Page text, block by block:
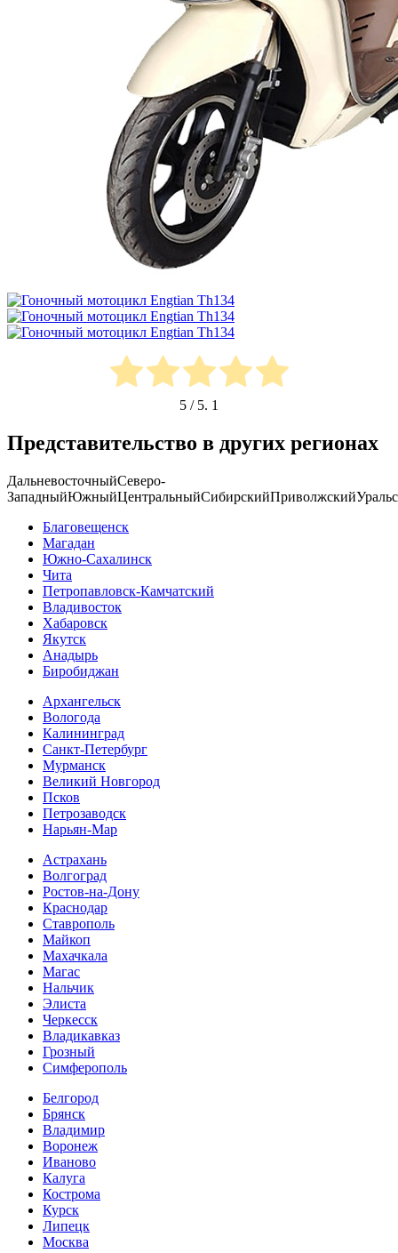
5 / 5. 1
Представительство в других регионах
ДальневосточныйСеверо-
ЗападныйЮжныйЦентральныйСибирскийПриволжский
Благовещенск
Магадан
Южно-Сахалинск
Чита
Петропавловск-Камчатский
Владивосток
Хабаровск
Якутск
Анадырь
Биробиджан
Архангельск
Вологода
Калининград
Санкт-Петербург
Мурманск
Великий Новгород
Псков
Петрозаводск
Нарьян-Мар
Астрахань
Волгоград
Ростов-на-Дону
Краснодар
Ставрополь
Майкоп
Махачкала
Магас
Нальчик
Элиста
Черкесск
Владикавказ
Грозный
Симферополь
Белгород
Брянск
Владимир
Воронеж
Иваново
Калуга
Кострома
Курск
Липецк
Москва